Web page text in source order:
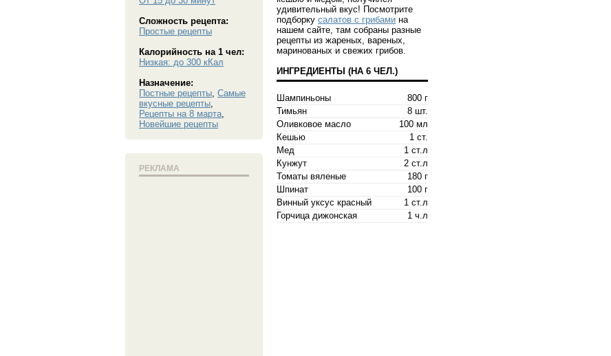
Сложность рецепта:
Простые рецепты
Калорийность на 1 чел:
Низкая: до 300 кКал
Назначение:
Постные рецепты, Самые
вкусные рецепты,
Рецепты на 8 марта,
Новейшие рецепты
РЕКЛАМА
удивительный вкус! Посмотрите
подборку салатов с грибами на
нашем сайте, там собраны разные
рецепты из жареных, вареных,
маринованых и свежих грибов.
ИНГРЕДИЕНТЫ (НА 6 ЧЕЛ.)
Шампиньоны
800 г
Тимьян
8 шт.
Оливковое масло
100 мл
Кешью
1 ст.
Мед
1 ст.л
Кунжут
2 ст.л
Томаты вяленые
180 г
Шпинат
100 г
Винный уксус красный
1 ст.л
Горчица дижонская
1 ч.л